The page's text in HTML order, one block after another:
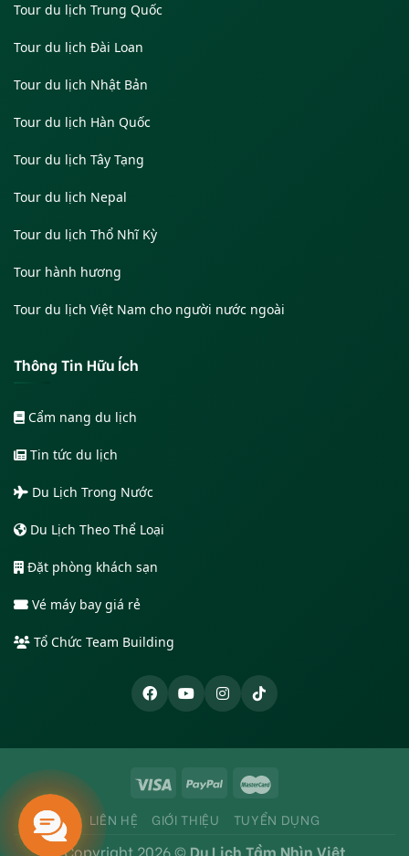
Tour du lịch Trung Quốc
Tour du lịch Đài Loan
Tour du lịch Nhật Bản
Tour du lịch Hàn Quốc
Tour du lịch Tây Tạng
Tour du lịch Nepal
Tour du lịch Thổ Nhĩ Kỳ
Tour hành hương
Tour du lịch Việt Nam cho người nước ngoài
Thông Tin Hữu Ích
Cẩm nang du lịch
Tin tức du lịch
Du Lịch Trong Nước
Du Lịch Theo Thể Loại
Đặt phòng khách sạn
Vé máy bay giá rẻ
Tổ Chức Team Building
LIÊN HỆ GIỚI THIỆU TUYỂN DỤNG
Copyright 2026 © Du Lịch Tầm Nhìn Việt